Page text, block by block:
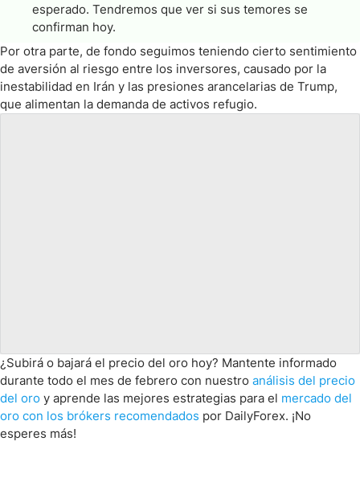
esperado. Tendremos que ver si sus temores se
confirman hoy.
Por otra parte, de fondo seguimos teniendo cierto sentimiento
de aversión al riesgo entre los inversores, causado por la
inestabilidad en Irán y las presiones arancelarias de Trump,
que alimentan la demanda de activos refugio.
¿Subirá o bajará el precio del oro hoy? Mantente informado
durante todo el mes de febrero con nuestro análisis del precio
del oro y aprende las mejores estrategias para el mercado del
oro con los brókers recomendados por DailyForex. ¡No
esperes más!